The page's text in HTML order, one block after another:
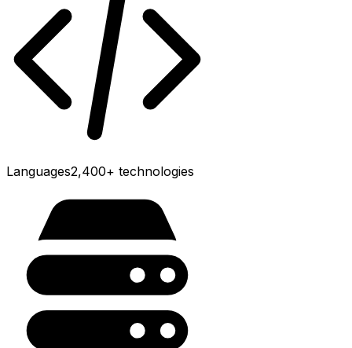
Languages2,400+ technologies